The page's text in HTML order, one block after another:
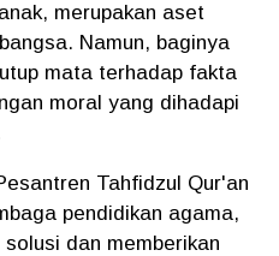
merupakan aset
Namun, baginya
mata terhadap fakta
moral yang dihadapi
Tahfidzul Qur'an
pendidikan agama,
dan memberikan